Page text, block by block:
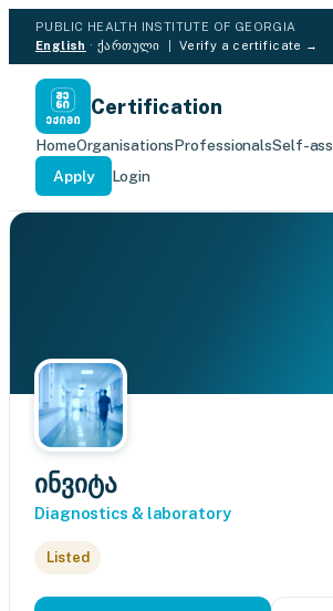
PUBLIC HEALTH INSTITUTE OF GEORGIA
English ·ქართული Verify a certificate →
Certification
HomeOrganisationsProfessionalsSelf-
Apply
Login
ინვიტა
Diagnostics & laboratory
Listed